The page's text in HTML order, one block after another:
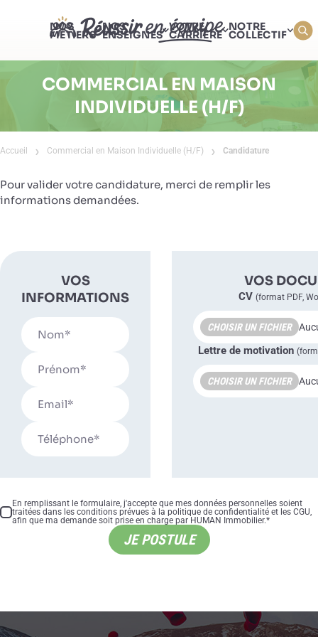
NOS
MÉTIERS
NOS
ENSEIGNES
VOTRE
CARRIÈRE
NOTRE
COLLECTIF
COMMERCIAL EN MAISON
INDIVIDUELLE (H/F)
Accueil Commercial en Maison Individuelle (H/F) Candidature
Pour valider votre candidature, merci de remplir les
informations demandées.
VOS
INFORMATIONS
VOS
CV (format PDF,
CHOISIR UN FICHIER
Lettre de motivation
CHOISIR UN FICHIER
En remplissant le formulaire, j'accepte que mes données personnelles soient
traitées dans les conditions prévues à la politique de confidentialité et les CGU,
afin que ma demande soit prise en charge par HUMAN Immobilier.*
JE POSTULE